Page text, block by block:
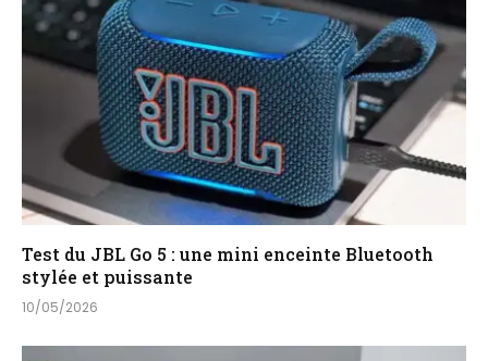
Test du JBL Go 5 : une mini enceinte Bluetooth
stylée et puissante
10/05/2026